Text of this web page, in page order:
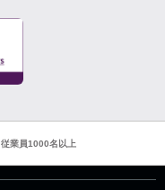
従業員1000名以上